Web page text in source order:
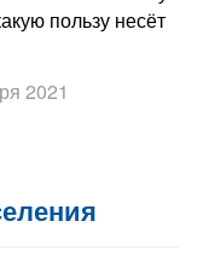
пользу несёт
2021